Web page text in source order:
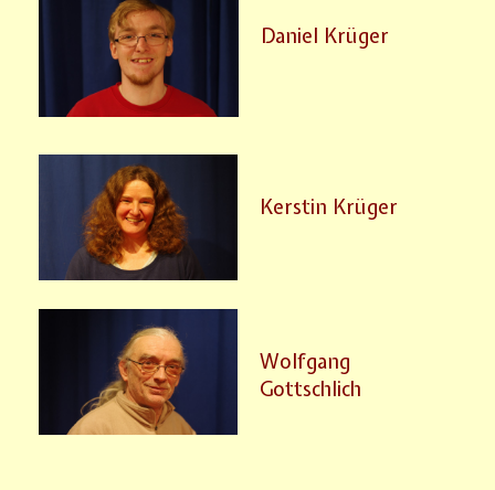
Daniel Krüger
Kerstin Krüger
Wolfgang
Gottschlich